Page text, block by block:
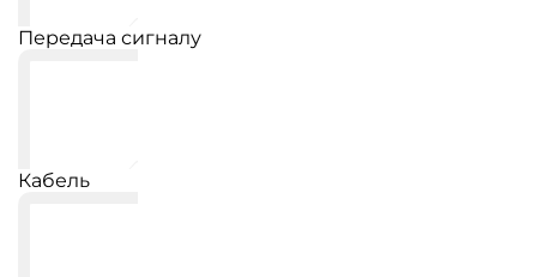
Передача сигналу
Кабель